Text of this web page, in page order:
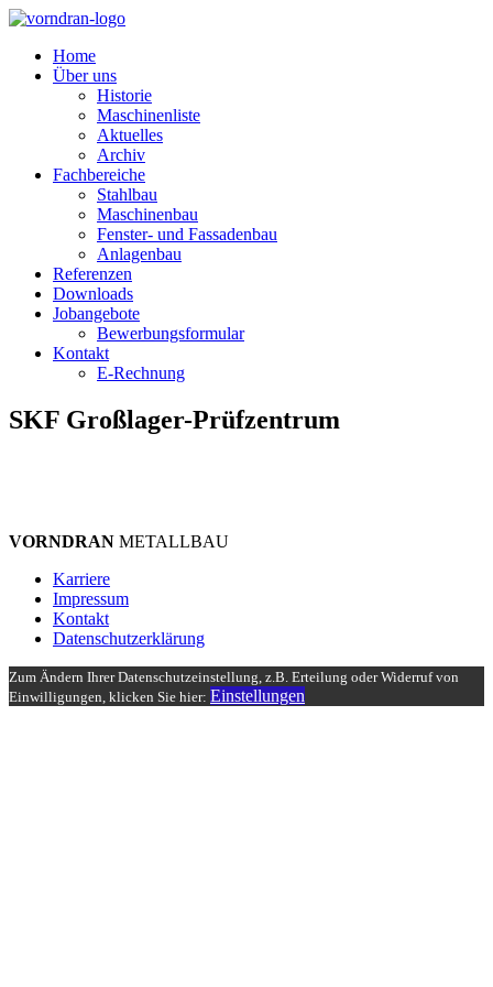
Home
Über uns
Historie
Maschinenliste
Aktuelles
Archiv
Fachbereiche
Stahlbau
Maschinenbau
Fenster- und Fassadenbau
Anlagenbau
Referenzen
Downloads
Jobangebote
Bewerbungsformular
Kontakt
E-Rechnung
SKF Großlager-Prüfzentrum
VORNDRAN METALLBAU
Karriere
Impressum
Kontakt
Datenschutzerklärung
Zum Ändern Ihrer Datenschutzeinstellung, z.B. Erteilung oder Widerruf von
Einwilligungen, klicken Sie hier: Einstellungen